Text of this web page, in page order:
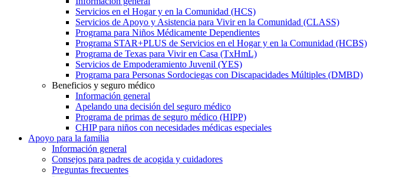
Servicios en el Hogar y en la Comunidad (HCS)
Servicios de Apoyo y Asistencia para Vivir en la Comunidad (CLASS)
Programa para Niños Médicamente Dependientes
Programa STAR+PLUS de Servicios en el Hogar y en la Comunidad (HCBS)
Programa de Texas para Vivir en Casa (TxHmL)
Servicios de Empoderamiento Juvenil (YES)
Programa para Personas Sordociegas con Discapacidades Múltiples (DMBD)
Beneficios y seguro médico
Información general
Apelando una decisión del seguro médico
Programa de primas de seguro médico (HIPP)
CHIP para niños con necesidades médicas especiales
Apoyo para la familia
Información general
Consejos para padres de acogida y cuidadores
Preguntas frecuentes